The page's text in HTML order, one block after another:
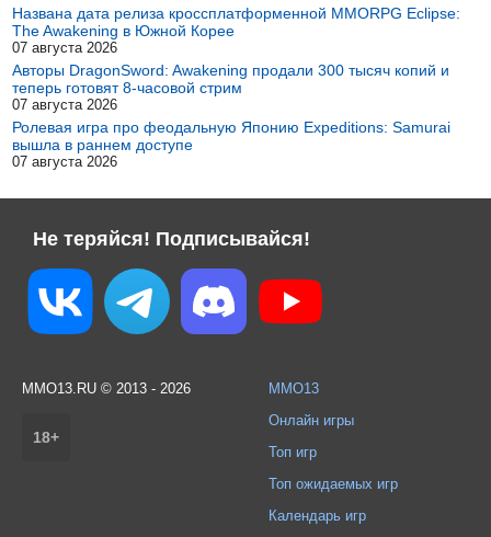
Названа дата релиза кроссплатформенной MMORPG Eclipse:
The Awakening в Южной Корее
07 августа 2026
Авторы DragonSword: Awakening продали 300 тысяч копий и
теперь готовят 8-часовой стрим
07 августа 2026
Ролевая игра про феодальную Японию Expeditions: Samurai
вышла в раннем доступе
07 августа 2026
Не теряйся! Подписывайся!
MMO13.RU © 2013 - 2026
18+
MMO13
Онлайн игры
Топ игр
Топ ожидаемых игр
Календарь игр